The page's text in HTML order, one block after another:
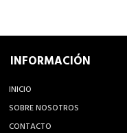
INFORMACIÓN
INICIO
SOBRE NOSOTROS
CONTACTO